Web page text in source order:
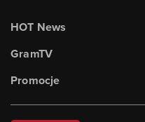
HOT News
GramTV
Promocje